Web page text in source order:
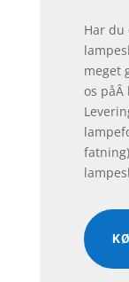
Har du
meget
os påÂ